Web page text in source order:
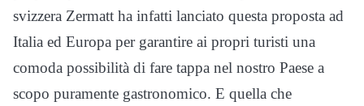
svizzera Zermatt ha infatti lanciato questa proposta ad
Italia ed Europa per garantire ai propri turisti una
comoda possibilità di fare tappa nel nostro Paese a
scopo puramente gastronomico. E quella che